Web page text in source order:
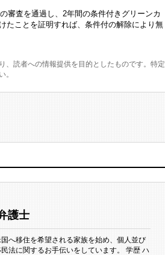
審査を通過し、2年間の条件付きグリーンカ
たことを証明すれば、条件付の解除により無
読者への情報提供を目的としたものです。特定
。
護士
へ移住を希望される家族を始め、個人並び
法に関するお手伝いをしています。 学歴 ハ